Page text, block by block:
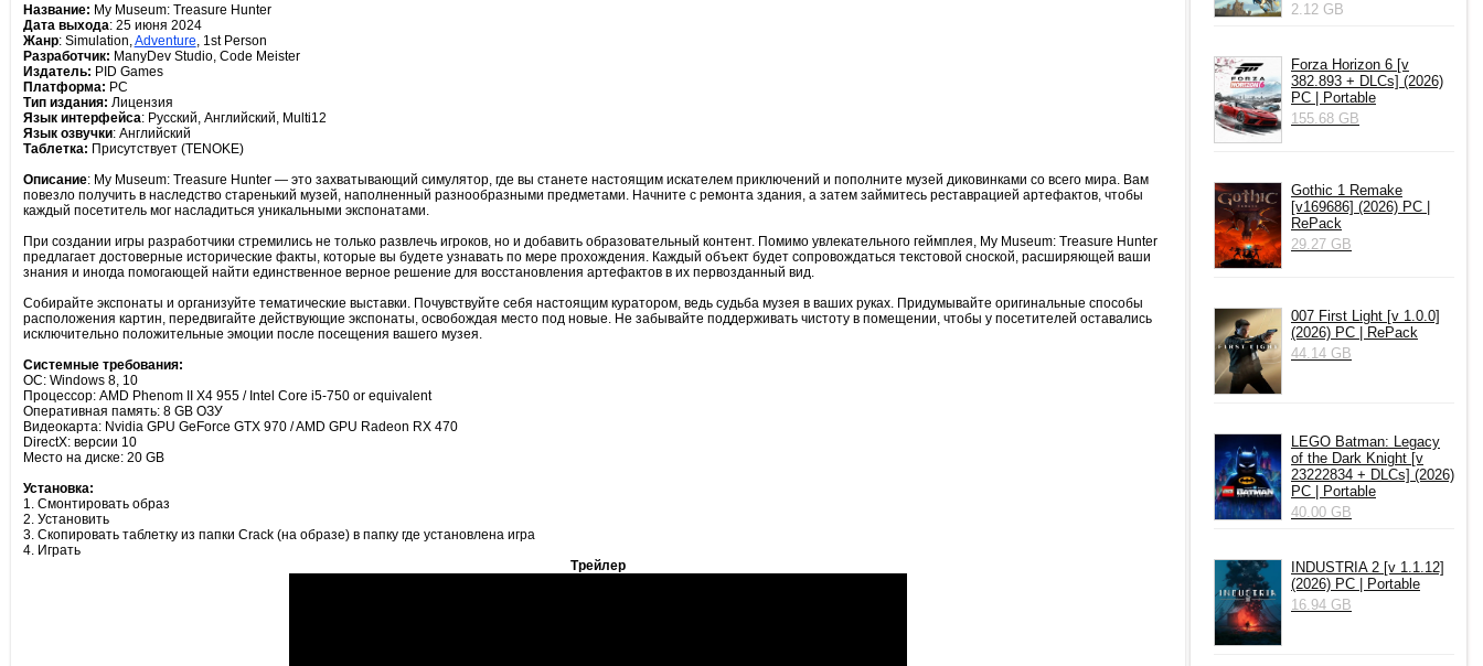
Название: My Museum: Treasure Hunter
Дата выхода: 25 июня 2024
Жанр: Simulation,Adventure, 1st Person
Разработчик: ManyDev Studio, Code Meister
Издатель: PID Games
Платформа: PC
Тип издания: Лицензия
Язык интерфейса: Русский, Английский, Multi12
Язык озвучки: Английский
Таблетка: Присутствует (TENOKE)
Описание: My Museum: Treasure Hunter — это захватывающий симулятор, где вы станете настоящим искателем приключений и пополните музей диковинками со всего мира. Вам
повезло получить в наследство старенький музей, наполненный разнообразными предметами. Начните с ремонта здания, а затем займитесь реставрацией артефактов, чтобы
каждый посетитель мог насладиться уникальными экспонатами.
При создании игры разработчики стремились не только развлечь игроков, но и добавить образовательный контент. Помимо увлекательного геймплея, My Museum: Treasure Hunter
предлагает достоверные исторические факты, которые вы будете узнавать по мере прохождения. Каждый объект будет сопровождаться текстовой сноской, расширяющей ваши
знания и иногда помогающей найти единственное верное решение для восстановления артефактов в их первозданный вид.
Собирайте экспонаты и организуйте тематические выставки. Почувствуйте себя настоящим куратором, ведь судьба музея в ваших руках. Придумывайте оригинальные способы
расположения картин, передвигайте действующие экспонаты, освобождая место под новые. Не забывайте поддерживать чистоту в помещении, чтобы у посетителей оставались
исключительно положительные эмоции после посещения вашего музея.
Системные требования:
ОС: Windows 8, 10
Процессор: AMD Phenom II X4 955 / Intel Core i5-750 or equivalent
Оперативная память: 8 GB ОЗУ
Видеокарта: Nvidia GPU GeForce GTX 970 / AMD GPU Radeon RX 470
DirectX: версии 10
Место на диске: 20 GB
Установка:
1. Смонтировать образ
2. Установить
3. Скопировать таблетку из папки Crack (на образе) в папку где установлена игра
4. Играть
Трейлер
2.12 GB
Forza Horizon 6 [v
382.893 + DLCs] (2026)
PC | Portable
155.68 GB
Gothic 1 Remake
[v169686] (2026) PC |
RePack
29.27 GB
007 First Light [v 1.0.0]
(2026) PC | RePack
44.14 GB
LEGO Batman: Legacy
of the Dark Knight [v
23222834 + DLCs] (2026)
PC | Portable
40.00 GB
INDUSTRIA 2 [v 1.1.12]
(2026) РС | Portable
16.94 GB